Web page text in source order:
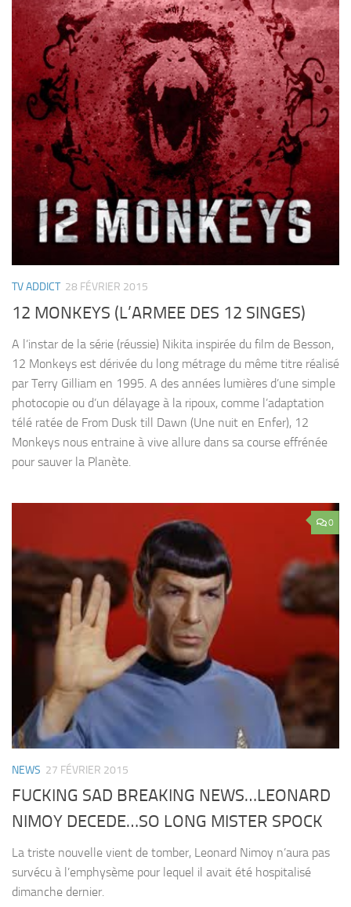
TV ADDICT 28 FÉVRIER 2015
12 MONKEYS (L’ARMEE DES 12 SINGES)
A l’instar de la série (réussie) Nikita inspirée du film de Besson,
12 Monkeys est dérivée du long métrage du même titre réalisé
par Terry Gilliam en 1995. A des années lumières d’une simple
photocopie ou d’un délayage à la ripoux, comme l’adaptation
télé ratée de From Dusk till Dawn (Une nuit en Enfer), 12
Monkeys nous entraine à vive allure dans sa course effrénée
pour sauver la Planète.
0
NEWS 27 FÉVRIER 2015
FUCKING SAD BREAKING NEWS…LEONARD
NIMOY DECEDE…SO LONG MISTER SPOCK
La triste nouvelle vient de tomber, Leonard Nimoy n’aura pas
survécu à l’emphysème pour lequel il avait été hospitalisé
dimanche dernier.